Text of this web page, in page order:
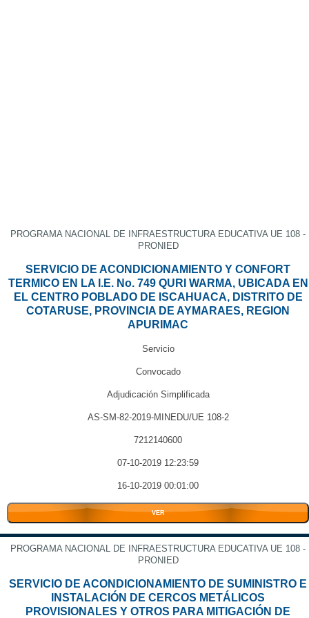
PROGRAMA NACIONAL DE INFRAESTRUCTURA EDUCATIVA UE 108 -
PRONIED
SERVICIO DE ACONDICIONAMIENTO Y CONFORT
TERMICO EN LA I.E. No. 749 QURI WARMA, UBICADA EN
EL CENTRO POBLADO DE ISCAHUACA, DISTRITO DE
COTARUSE, PROVINCIA DE AYMARAES, REGION
APURIMAC
Servicio
Convocado
Adjudicación Simplificada
AS-SM-82-2019-MINEDU/UE 108-2
7212140600
07-10-2019 12:23:59
16-10-2019 00:01:00
VER
PROGRAMA NACIONAL DE INFRAESTRUCTURA EDUCATIVA UE 108 -
PRONIED
SERVICIO DE ACONDICIONAMIENTO DE SUMINISTRO E
INSTALACIÓN DE CERCOS METÁLICOS
PROVISIONALES Y OTROS PARA MITIGACIÓN DE